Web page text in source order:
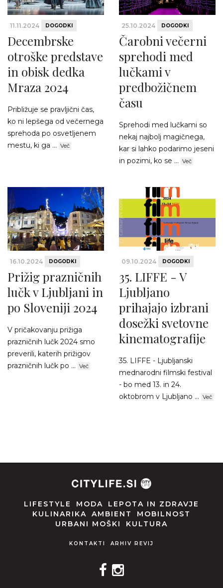
11.11.2024 DOGODKI
Decembrske
otroške predstave
in obisk dedka
Mraza 2024
Približuje se pravljični čas,
ko ni lepšega od večernega
sprehoda po osvetljenem
mestu, ki ga ... Več
25.10.2024 DOGODKI
Čarobni večerni
sprehodi med
lučkami v
predbožičnem
času
Sprehodi med lučkami so
nekaj najbolj magičnega,
kar si lahko podarimo jeseni
in pozimi, ko se ... Več
16.10.2024 DOGODKI
Prižig prazničnih
lučk v Ljubljani in
po Sloveniji 2024
V pričakovanju prižiga
prazničnih lučk 2024 smo
preverili, katerih prižigov
prazničnih lučk po ... Več
09.10.2024 DOGODKI
35. LIFFE - V
Ljubljano
prihajajo izbrani
dosežki svetovne
kinematografije
35. LIFFE - Ljubljanski
mednarodni filmski festival
- bo med 13. in 24.
oktobrom v Ljubljano ... Več
LIFESTYLE MODA
LEPOTA IN ZDRAVJE
KULINARIKA
AMBIENT
MOBILNOST
URBANI MOŠKI
KULTURA
KONTAKTI ARHIV REVIJ